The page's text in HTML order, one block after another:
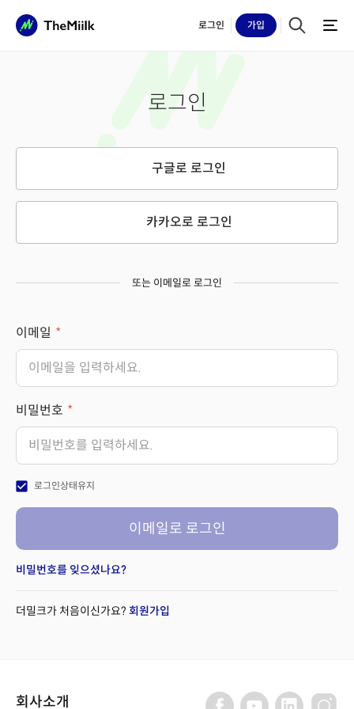
로그인 가입
로그인
구글로 로그인
카카오로 로그인
또는 이메일로 로그인
이메일
비밀번호
check_box 로그인상태유지
이메일로 로그인
비밀번호를 잊으셨나요?
더밀크가 처음이신가요? 회원가입
회사소개